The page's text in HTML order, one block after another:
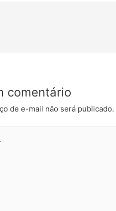
comentário
de e-mail não será publicado.